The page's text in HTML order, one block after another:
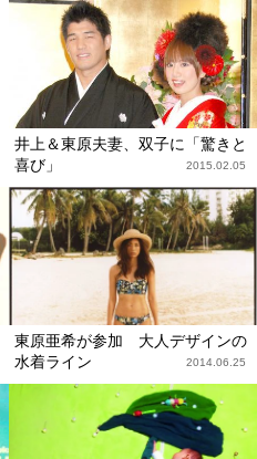
井上＆東原夫妻、双子に「驚きと
喜び」
2015.02.05
東原亜希が参加 大人デザインの
水着ライン
2014.06.25